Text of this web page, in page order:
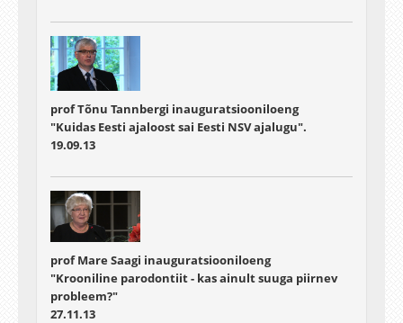
prof Tõnu Tannbergi inauguratsiooniloeng
"Kuidas Eesti ajaloost sai Eesti NSV ajalugu".
19.09.13
prof Mare Saagi inauguratsiooniloeng
"Krooniline parodontiit - kas ainult suuga piirnev
probleem?"
27.11.13